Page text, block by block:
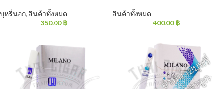
บุหรี่นอก, สินค้าทั้งหมด
350.00฿
สินค้าทั้งหมด
400.00฿